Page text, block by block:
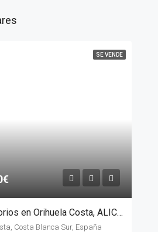
SE VENDE
Villa de 3 dormitorios en Orihuela Costa, ALICANTE
Costa Blanca Sur, España